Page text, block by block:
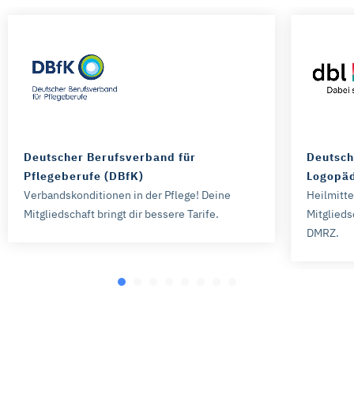
Deutscher Berufsverband für
Pflegeberufe (DBfK)
Verbandskonditionen in der Pflege! Deine
Mitgliedschaft bringt dir bessere Tarife.
DMRZ.